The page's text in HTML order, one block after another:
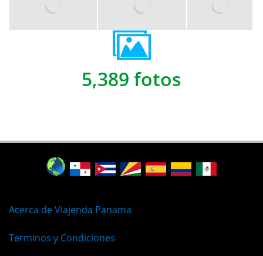
5,389 fotos
Acerca de Viajenda Panama
Terminos y Condiciones